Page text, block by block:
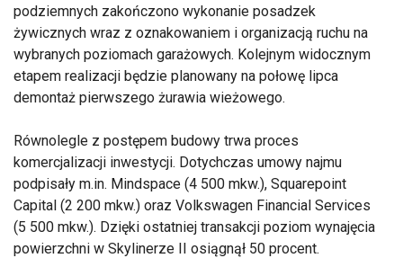
podziemnych zakończono wykonanie posadzek
żywicznych wraz z oznakowaniem i organizacją ruchu na
wybranych poziomach garażowych. Kolejnym widocznym
etapem realizacji będzie planowany na połowę lipca
demontaż pierwszego żurawia wieżowego.
Równolegle z postępem budowy trwa proces
komercjalizacji inwestycji. Dotychczas umowy najmu
podpisały m.in. Mindspace (4 500 mkw.), Squarepoint
Capital (2 200 mkw.) oraz Volkswagen Financial Services
(5 500 mkw.). Dzięki ostatniej transakcji poziom wynajęcia
powierzchni w Skylinerze II osiągnął 50 procent.